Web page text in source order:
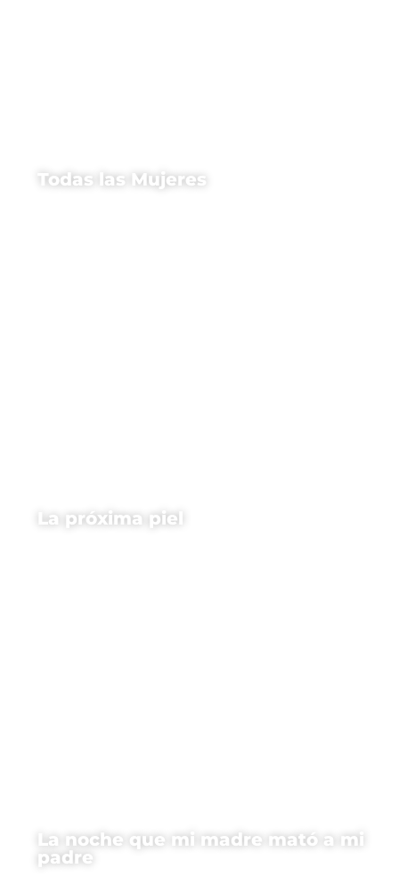
Todas las Mujeres
La próxima piel
La noche que mi madre mató a mi
padre